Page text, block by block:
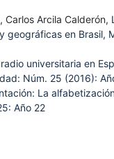
Carlos Arcila Calderón,
geográficas en Brasil,
universitaria en
Núm. 25 (2016):
La
Año 22